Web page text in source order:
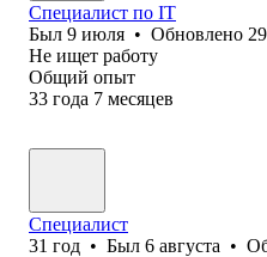
Специалист по IT
Был 9 июля • Обновлено
Не ищет работу
Общий опыт
33 года 7 месяцев
Специалист
31 год • Был 6 августа •